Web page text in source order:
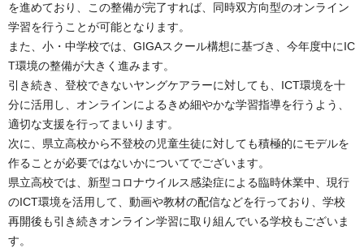
を進めており、この整備が完了すれば、同時双方向型のオンライン
学習を行うことが可能となります。
また、小・中学校では、GIGAスクール構想に基づき、今年度中にIC
T環境の整備が大きく進みます。
引き続き、登校できないヤングケアラーに対しても、ICT環境を十
分に活用し、オンラインによるきめ細やかな学習指導を行うよう、
適切な支援を行ってまいります。
次に、県立高校から不登校の児童生徒に対しても積極的にモデルを
作ることが必要ではないかについてでございます。
県立高校では、新型コロナウイルス感染症による臨時休業中、現行
のICT環境を活用して、動画や教材の配信などを行っており、学校
再開後も引き続きオンライン学習に取り組んでいる学校もございま
す。